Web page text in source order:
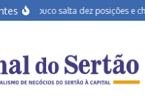
Pernambuco salta dez posições e